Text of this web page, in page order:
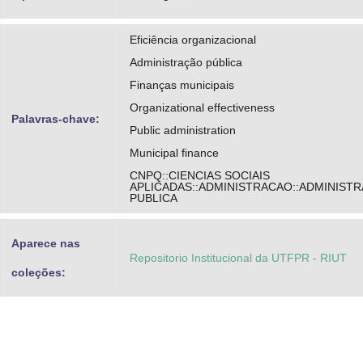
Palavras-chave:
Eficiência organizacional
Administração pública
Finanças municipais
Organizational effectiveness
Public administration
Municipal finance
CNPQ::CIENCIAS SOCIAIS
PUBLICA
Aparece nas
coleções:
Repositorio Institucional da UTFPR - RIUT